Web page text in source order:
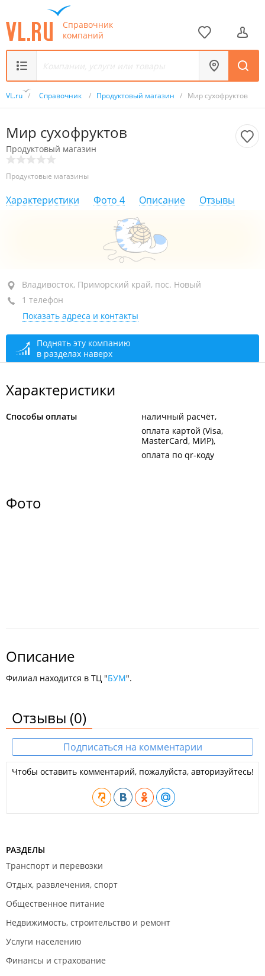
Справочник
компаний
VL.ru / Справочник / Продуктовый магазин / Мир сухофруктов
Мир сухофруктов
Продуктовый магазин
Продуктовые магазины
Характеристики Фото 4 Описание Отзывы
район "64, 71 микрорайоны", ул. Черняховского, 5
супермаркет "Самбери"
открыто: 09:00–21:00
Владивосток, Приморский край, пос. Новый
1 телефон
Показать адреса и контакты
Поднять эту компанию
в разделах наверх
Характеристики
Способы оплаты
наличный расчёт
оплата картой (Visa,
MasterCard, МИР)
оплата по qr-коду
Фото
Описание
Филиал находится в ТЦ "БУМ".
Отзывы (0)
Подписаться на комментарии
Чтобы оставить комментарий, пожалуйста, авторизуйтесь!
РАЗДЕЛЫ
Транспорт и перевозки
Отдых, развлечения, спорт
Общественное питание
Недвижимость, строительство и ремонт
Услуги населению
Финансы и страхование